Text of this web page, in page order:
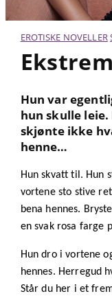
EROTISKE NOVELLER
Hun var
hun skulle
skjønte ikke
henne…
Hun skvatt til. Hun
vortene sto stive
bena hennes.
en svak rosa farge
Hun dro i vortene
hennes. Herregud
Står du her i et